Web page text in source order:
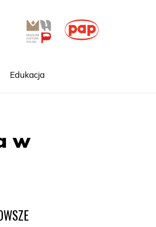
Edukacja
w